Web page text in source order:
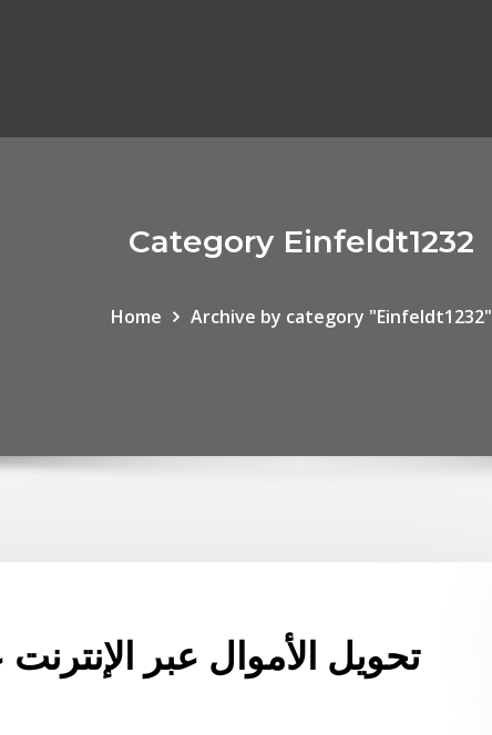
Category Einfeldt1232
Home Archive by category "Einfeldt1232"
تحويل الأموال عبر